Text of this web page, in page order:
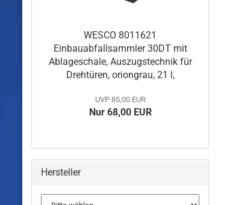
WESCO 8011621
Einbauabfallsammler 30DT mit
Ablageschale, Auszugstechnik für
Drehtüren, oriongrau, 21 l,
UVP 85,00 EUR
Nur 68,00 EUR
Hersteller